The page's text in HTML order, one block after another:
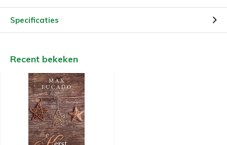
Specificaties
Recent bekeken